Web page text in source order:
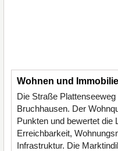
Wohnen und
Die Straße
Bruchhausen. Der
Punkten und bewertet die
Erreichbarkeit,
Infrastruktur. Die